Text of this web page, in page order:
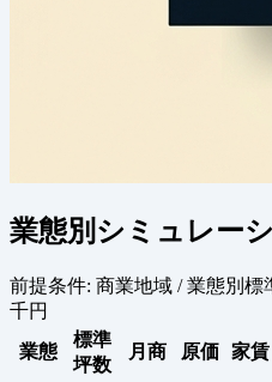
業態別シミュレー
前提条件: 商業地域 / 業態別標
千円
業態
標準
坪数
月商 原価 家賃